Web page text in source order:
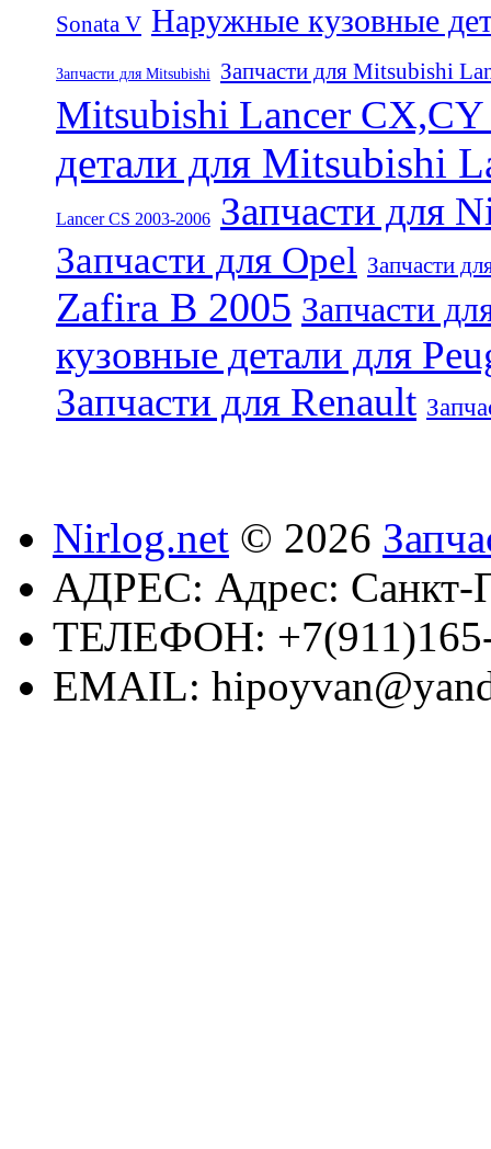
Sonata V Наружные кузовные
Запчасти для Mitsubishi Запчасти для Mitsubishi
Mitsubishi Lancer
детали для Mitsubishi
Lancer CS 2003-2006 Запчасти для
Запчасти для Opel Запчасти
Zafira B 2005 Запчасти
кузовные детали для
Запчасти для Renault
Nirlog.net © 2026
АДРЕС: Адрес: Санкт-
ТЕЛЕФОН:
EMAIL: